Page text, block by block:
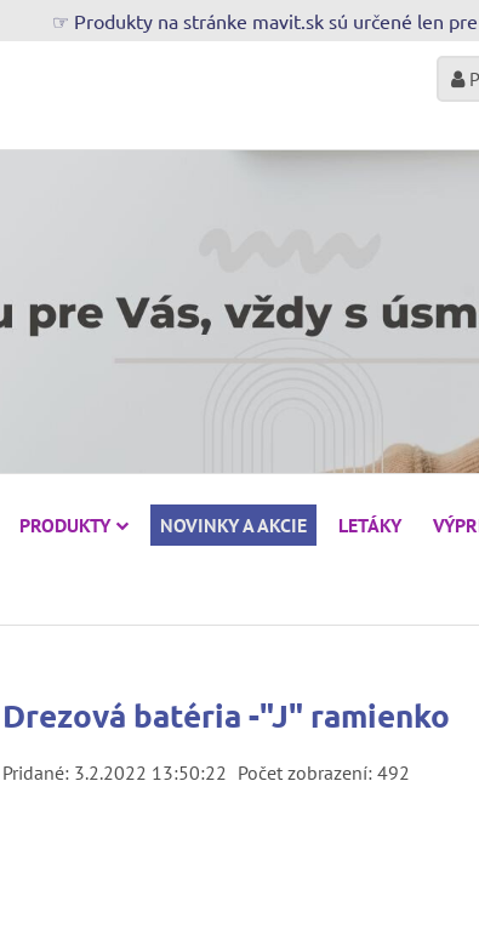
☞ Produkty na stránke mavit.sk sú určené len
PRODUKTY NOVINKY A AKCIE LETÁKY
Drezová batéria -"J" ramienko
Pridané: 3.2.2022 13:50:22 Počet zobrazení: 492